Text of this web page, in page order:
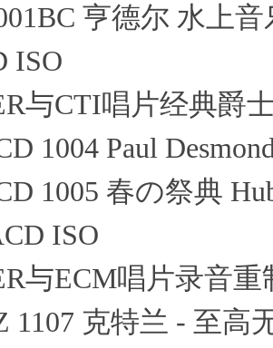
亨德尔 水上
ISO
与CTI唱片经典爵
1004 Paul
1005 春の祭典
ISO
与ECM唱片录音重
1107 克特兰 - 至高